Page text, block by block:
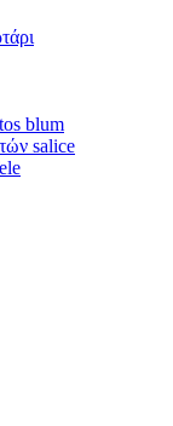
blum
salice